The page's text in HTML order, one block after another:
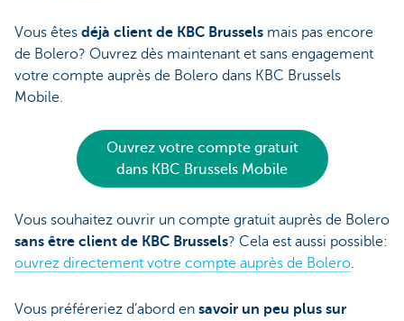
Vous êtes déjà client de KBC Brussels mais pas encore
de Bolero? Ouvrez dès maintenant et sans engagement
votre compte auprès de Bolero dans KBC Brussels
Mobile.
Ouvrez votre compte gratuit
dans KBC Brussels Mobile
Vous souhaitez ouvrir un compte gratuit auprès de Bolero
sans être client de KBC Brussels? Cela est aussi possible:
ouvrez directement votre compte auprès de Bolero.
Vous préféreriez d’abord en savoir un peu plus sur